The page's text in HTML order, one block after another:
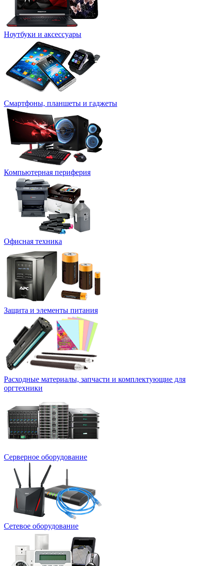
Ноутбуки и аксессуары
Смартфоны, планшеты и гаджеты
Компьютерная периферия
Офисная техника
Защита и элементы питания
Расходные материалы, запчасти и комплектующие для
оргтехники
Серверное оборудование
Сетевое оборудование